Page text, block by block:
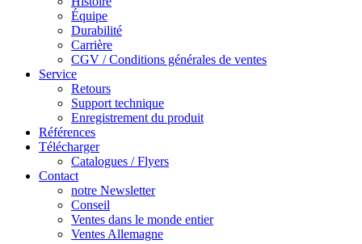
Équipe
Durabilité
Carrière
CGV / Conditions générales de ventes
Service
Retours
Support technique
Enregistrement du produit
Références
Télécharger
Catalogues / Flyers
Contact
notre Newsletter
Conseil
Ventes dans le monde entier
Ventes Allemagne